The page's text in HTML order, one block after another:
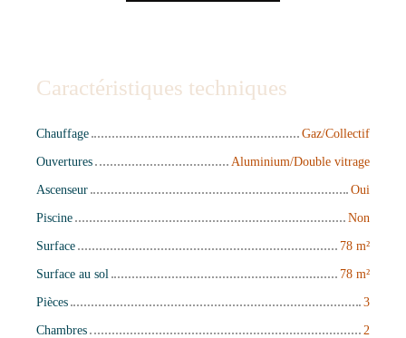
Caractéristiques techniques
Chauffage
Gaz/Collectif
Ouvertures
Aluminium/Double vitrage
Ascenseur
Oui
Piscine
Non
Surface
78 m²
Surface au sol
78 m²
Pièces
3
Chambres
2